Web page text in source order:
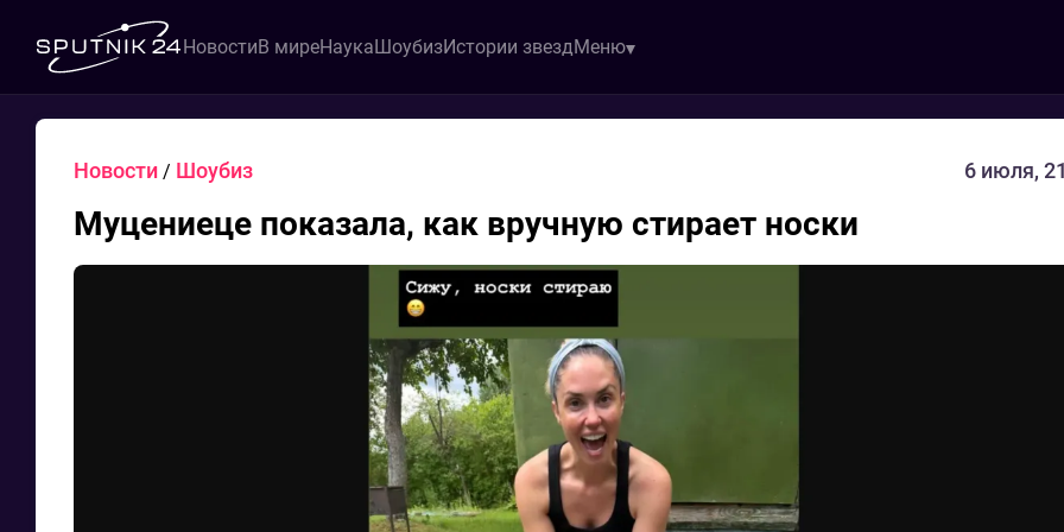
НовостиВ миреНаукаШоубизИстории звездМеню
Новости / Шоубиз 6 июля,
Муцениеце показала, как вручную стирает носки